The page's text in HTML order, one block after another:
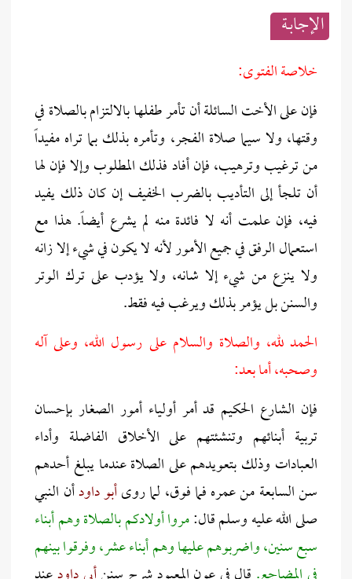
الإجابــة
خلاصة الفتوى:
فإن على الأخت السائلة أن تأمر طفلها بالالتزام بالصلاة في
وقتها، ولا سيما صلاة الفجر، وتأمره بذلك بما تراه مفيداً
من ترغيب وترهيب، فإن أفاد فذلك المطلوب وإلا فإن لها
أن تلجأ إلى التأديب بالضرب الخفيف إن كان ذلك يفيد
فيه، فإن علمت أنه لا فائدة منه لم يشرع أيضاً. هذا مع
استعمال الرفق في جميع الأمور لأنه لا يكون في شيء إلا زانه
ولا ينزع من شيء إلا شانه، ولا يؤدب على ترك الوتر
والسنن بل يؤمر بذلك ويرغب فيه فقط.
الحمد لله، والصلاة والسلام على رسول الله، وعلى آله
وصحبه، أما بعد:
فإن الشارع الحكيم قد أمر أولياء أمور الصغار بإحسان
تربية أبنائهم وتنشئتهم على الأخلاق الفاضلة وأداء
العبادات وذلك بتعويدهم على الصلاة عندما يبلغ أحدهم
سن السابعة من عمره فما فوق، لما روىأبو داودأن النبي
صلى الله عليه وسلم قال:مروا أولادكم بالصلاة وهم أبناء
سبع سنين، واضربوهم عليها وهم أبناء عشر، وفرقوا بينهم